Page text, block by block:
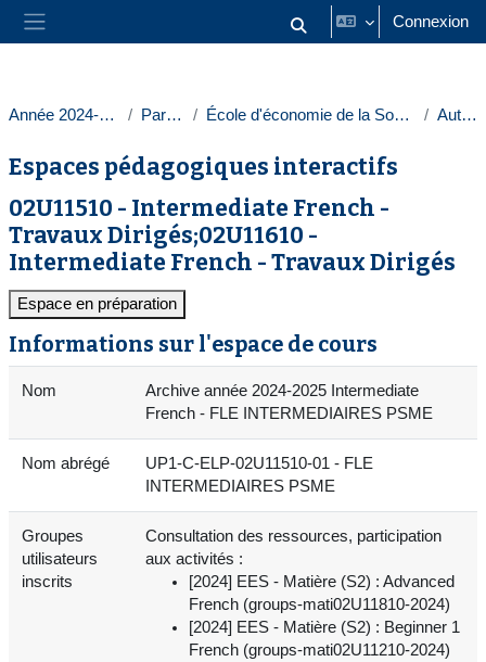
Passer au contenu principal
Panneau latéral Activer/désactiver la saisie
Connexion
Année 2024-2025 Paris 1 École d'économie de la Sorbonne Autres
Espaces pédagogiques interactifs
02U11510 - Intermediate French -
Travaux Dirigés;02U11610 -
Intermediate French - Travaux Dirigés
Espace en préparation
Informations sur l'espace de cours
Nom
Archive année 2024-2025 Intermediate
French - FLE INTERMEDIAIRES PSME
Nom abrégé
UP1-C-ELP-02U11510-01 - FLE
INTERMEDIAIRES PSME
Groupes
utilisateurs
inscrits
Consultation des ressources, participation
aux activités :
[2024] EES - Matière (S2) : Advanced
French (groups-mati02U11810-2024)
[2024] EES - Matière (S2) : Beginner 1
French (groups-mati02U11210-2024)